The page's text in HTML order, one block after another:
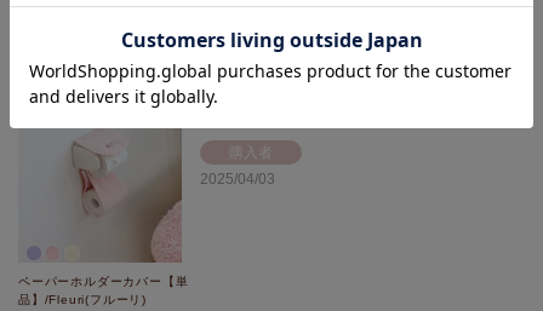
ペーパーホルダーカバー【単
品】/Fleuri(フルーリ)
購入者
2025/04/03